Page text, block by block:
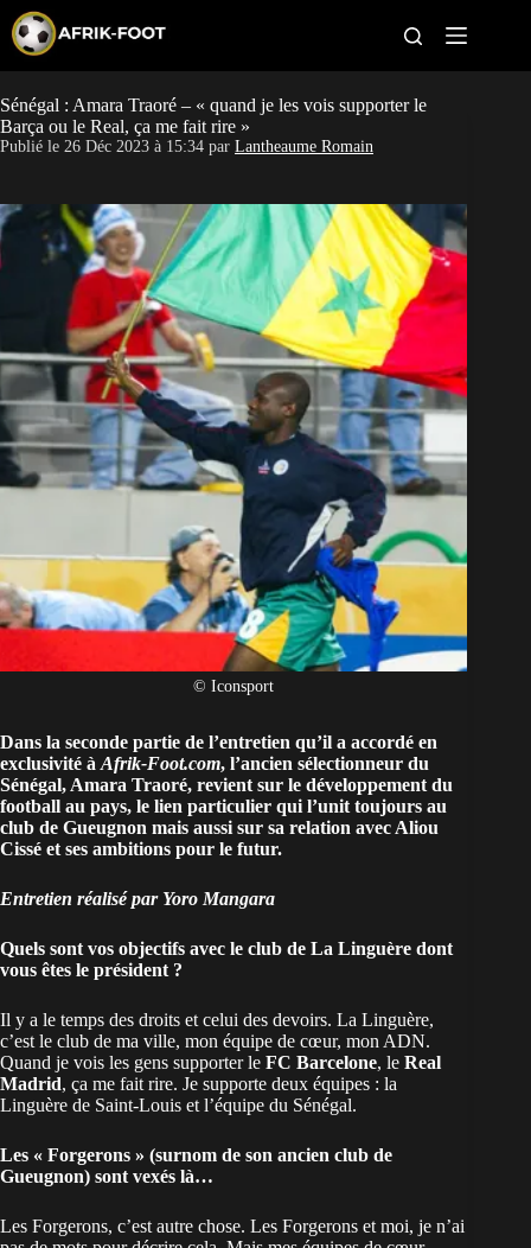
p
t
o
c
o
t
e
n
t
CAN féminine
Pays
Clubs
Classement
Paris sportifs
Sénégal : Amara Traoré – « quand je les vois supporter le
Barça ou le Real, ça me fait rire »
Publié le 26 Déc 2023 à 15:34 par Lantheaume Romain
© Iconsport
Dans la seconde partie de l’entretien qu’il a accordé en
exclusivité à Afrik-Foot.com, l’ancien sélectionneur du
Sénégal, Amara Traoré, revient sur le développement du
football au pays, le lien particulier qui l’unit toujours au
club de Gueugnon mais aussi sur sa relation avec Aliou
Cissé et ses ambitions pour le futur.
Entretien réalisé par Yoro Mangara
Quels sont vos objectifs avec le club de La Linguère dont
vous êtes le président ?
Il y a le temps des droits et celui des devoirs. La Linguère,
c’est le club de ma ville, mon équipe de cœur, mon ADN.
Quand je vois les gens supporter le FC Barcelone, le Real
Madrid, ça me fait rire. Je supporte deux équipes : la
Linguère de Saint-Louis et l’équipe du Sénégal.
Les « Forgerons » (surnom de son ancien club de
Gueugnon) sont vexés là…
Les Forgerons, c’est autre chose. Les Forgerons et moi, je n’ai